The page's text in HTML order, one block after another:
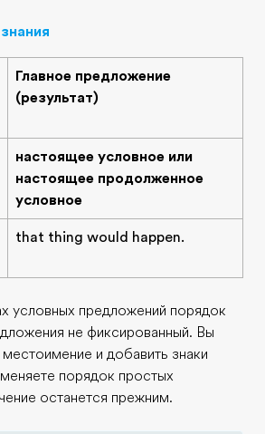
команде
Главное предложение
(результат)
настоящее условное или
настоящее продолженное
условное
that thing would happen.
условных предложений порядок
не фиксированный. Вы
и добавить знаки
меняете порядок простых
останется прежним.